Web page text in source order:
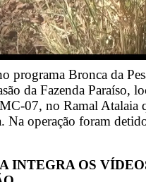
programa Bronca da
da Fazenda Paraíso,
07, no Ramal Atalaia
Na operação foram
INTEGRA OS